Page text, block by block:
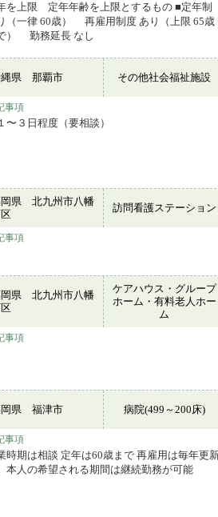
を上限 定年年齢を上限とするもの ■定年制
（一律 60歳） 再雇用制度 あり（上限 65歳
） 勤務延長 なし
縄県 那覇市 その他社会福祉施設
事項
〜３日程度（要相談）
県 北九州市八幡
区
訪問看護ステーション
事項
県 北九州市八幡
区
ケアハウス・グループ
ホーム・有料老人ホー
ム
事項
岡県 福津市 病院(499～200床)
事項
時期は相談 定年は60歳まで 再雇用は毎年更
本人の希望される期間は継続勤務が可能